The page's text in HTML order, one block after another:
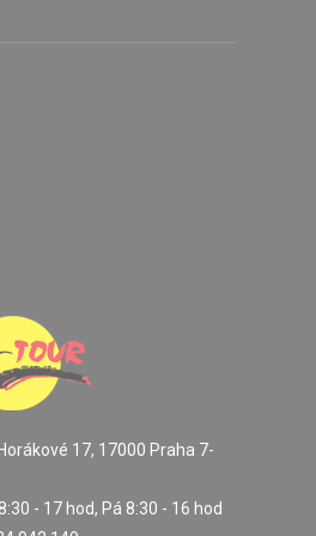
17, 17000 Praha 7-
- 17 hod, Pá 8:30 - 16 hod